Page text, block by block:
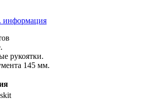
информация
рукоятки.
145 мм.